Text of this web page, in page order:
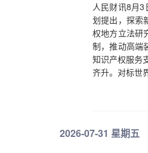
人民财讯8月3
划提出，探索
权地方立法研
制，推动高端
知识产权服务
齐升。对标世
2026-07-31 星期五